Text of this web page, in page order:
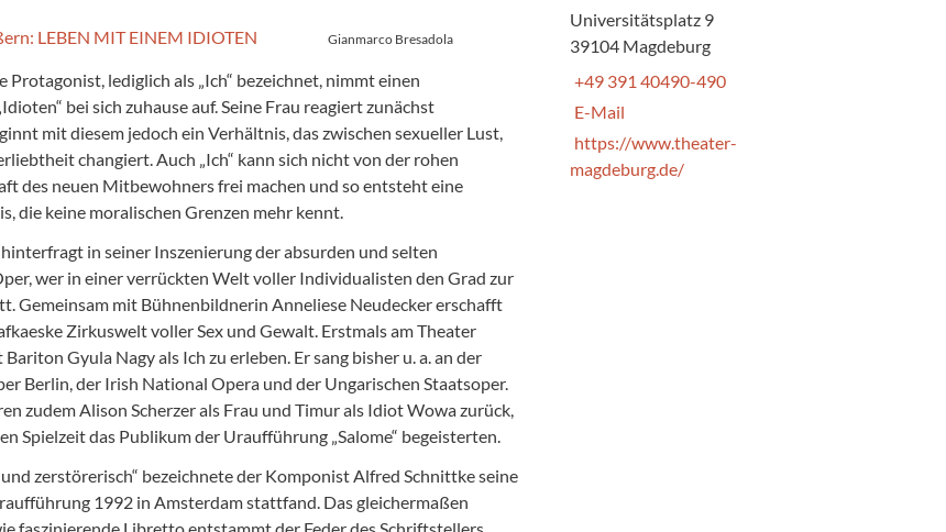
Gianmarco Bresadola
Protagonist, lediglich als „Ich“ bezeichnet, nimmt einen
bei sich zuhause auf. Seine Frau reagiert zunächst
mit diesem jedoch ein Verhältnis, das zwischen sexueller Lust,
changiert. Auch „Ich“ kann sich nicht von der rohen
des neuen Mitbewohners frei machen und so entsteht eine
die keine moralischen Grenzen mehr kennt.
hinterfragt in seiner Inszenierung der absurden und selten
wer in einer verrückten Welt voller Individualisten den Grad zur
Gemeinsam mit Bühnenbildnerin Anneliese Neudecker erschafft
Zirkuswelt voller Sex und Gewalt. Erstmals am Theater
Gyula Nagy als Ich zu erleben. Er sang bisher u. a. an der
Berlin, der Irish National Opera und der Ungarischen Staatsoper.
zudem Alison Scherzer als Frau und Timur als Idiot Wowa zurück,
Spielzeit das Publikum der Uraufführung „Salome“ begeisterten.
zerstörerisch“ bezeichnete der Komponist Alfred Schnittke seine
1992 in Amsterdam stattfand. Das gleichermaßen
faszinierende Libretto entstammt der Feder des Schriftstellers
Universitätsplatz 9
39104 Magdeburg
+49 391 40490-490
E-Mail
https://www.theater-
magdeburg.de/